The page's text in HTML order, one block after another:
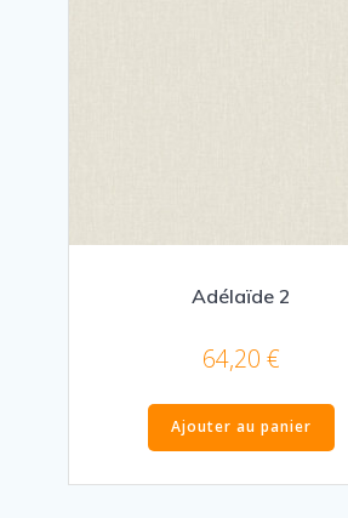
Adélaïde 2
64,20 €
Ajouter au panier